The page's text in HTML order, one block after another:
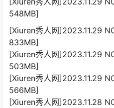
548MB]
[Xiuren秀人网]2023.11.29
833MB]
[Xiuren秀人网]2023.11.29
503MB]
[Xiuren秀人网]2023.11.29
566MB]
[Xiuren秀人网]2023.11.28